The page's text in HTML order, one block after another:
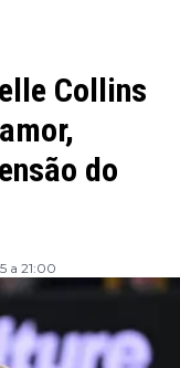
Collins
do
a 21:00